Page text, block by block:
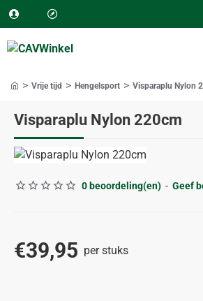
Visparaplu Nylon 220cm
Vrije tijd Hengelsport Visparaplu Nylon
0 beoordeling(en) - Geef
€39,95 per stuks